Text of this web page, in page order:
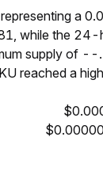
a
while the 24-
supply of --.
reached a